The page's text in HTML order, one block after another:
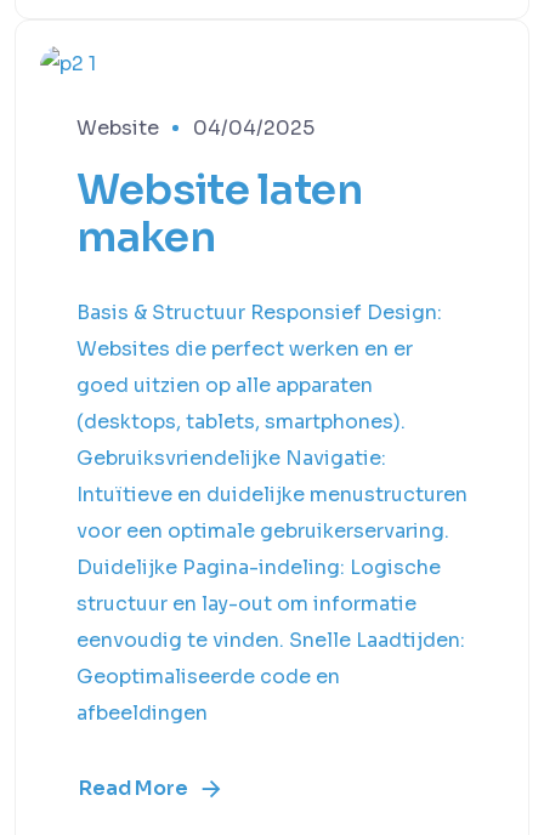
Website 04/04/2025
Website laten
maken
Basis & Structuur Responsief Design:
Websites die perfect werken en er
goed uitzien op alle apparaten
(desktops, tablets, smartphones).
Gebruiksvriendelijke Navigatie:
Intuïtieve en duidelijke menustructuren
voor een optimale gebruikerservaring.
Duidelijke Pagina-indeling: Logische
structuur en lay-out om informatie
eenvoudig te vinden. Snelle Laadtijden:
Geoptimaliseerde code en
afbeeldingen
Read More